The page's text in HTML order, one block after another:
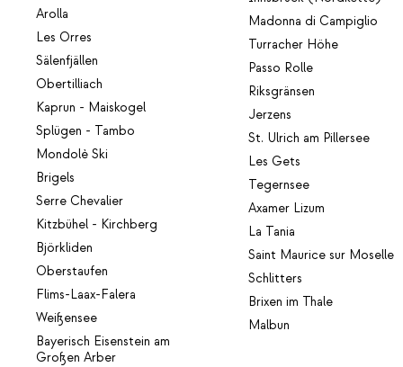
Arolla
Les Orres
Sälenfjällen
Obertilliach
Kaprun - Maiskogel
Splügen - Tambo
Mondolè Ski
Brigels
Serre Chevalier
Kitzbühel - Kirchberg
Björkliden
Oberstaufen
Flims-Laax-Falera
Weißensee
Bayerisch Eisenstein am
Großen Arber
Madonna di Campiglio
Turracher Höhe
Passo Rolle
Riksgränsen
Jerzens
St. Ulrich am Pillersee
Les Gets
Tegernsee
Axamer Lizum
La Tania
Saint Maurice sur Moselle
Schlitters
Brixen im Thale
Malbun